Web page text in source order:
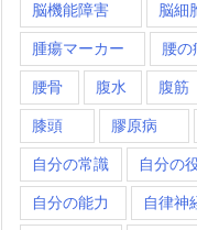
脳機能障害 脳細
腫瘍マーカー 腰の
腰骨 腹水 腹筋
膝頭 膠原病
自分の常識 自分の
自分の能力 自律神